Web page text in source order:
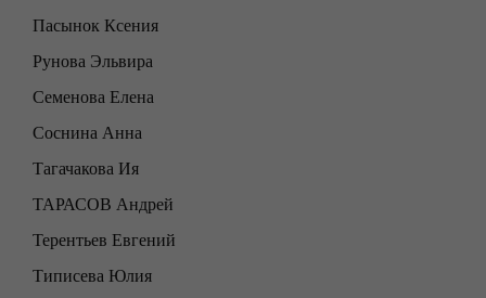
Пасынок Ксения
Рунова Эльвира
Семенова Елена
Соснина Анна
Тагачакова Ия
ТАРАСОВ Андрей
Терентьев Евгений
Типисева Юлия